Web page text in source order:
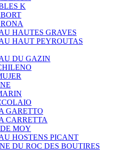
K
HAUTES GRAVES
HAUT PEYROUTAS
DU GAZIN
GARETTO
CARRETTA
MOY
HOSTENS PICANT
DU ROC DES BOUTIRES